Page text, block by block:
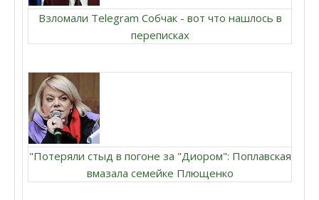
Взломали Telegram Собчак - вот что нашлось в
переписках
"Потеряли стыд в погоне за "Диором": Поплавская
вмазала семейке Плющенко